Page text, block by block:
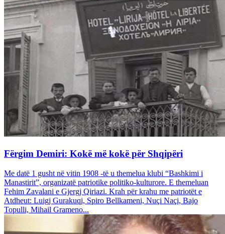
Fërgim Demiri: Kokë më kokë për Shqipëri
Me datë 1 gusht në vitin 1908 -të u themelua klubi “Bashkimi i
Manastirit”, organizatë patriotike politiko-kulturore. E themeluan
Fehim Zavalani e Gjergj Qiriazi. Krah për krahu me patriotët e
Atdheut: Luigj Gurakuqi, Spiro Bellkameni, Nuçi Naçi, Bajo
Topulli, Mihail Grameno...